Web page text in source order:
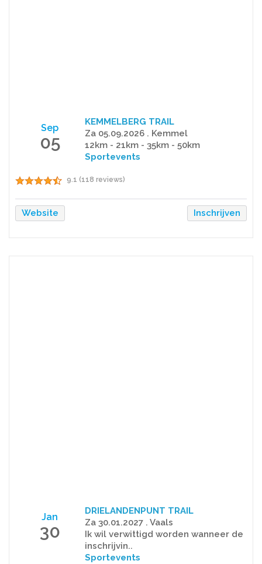
Sep
05
KEMMELBERG TRAIL
Za 05.09.2026 . Kemmel
12km - 21km - 35km - 50km
Sportevents
9.1 (118 reviews)
Website Inschrijven
Jan
30
DRIELANDENPUNT TRAIL
Za 30.01.2027 . Vaals
Ik wil verwittigd worden wanneer de
inschrijvin..
Sportevents